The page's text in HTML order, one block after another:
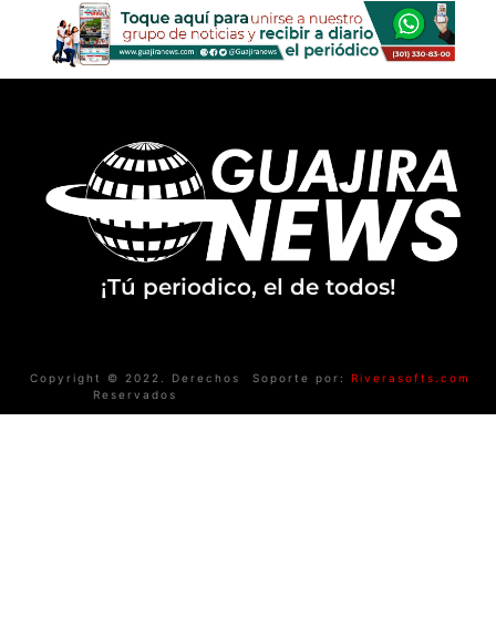
¡Tú periodico, el de todos!
Copyright © 2022. Derechos
Reservados
Soporte por: Riverasofts.com